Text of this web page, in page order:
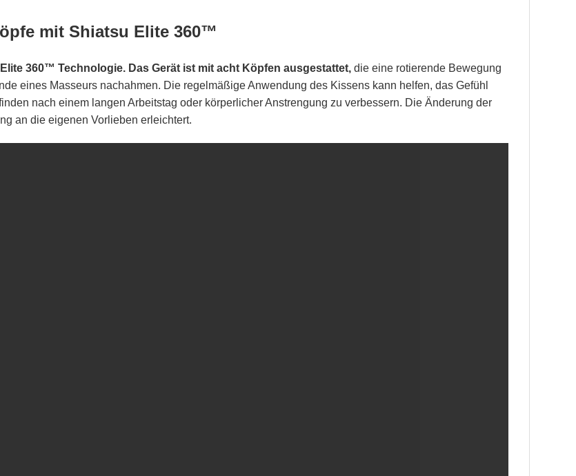
mit Shiatsu Elite 360™
360™ Technologie. Das Gerät ist mit acht Köpfen ausgestattet, die eine rotierende Bewegung
eines Masseurs nachahmen. Die regelmäßige Anwendung des Kissens kann helfen, das Gefühl
nach einem langen Arbeitstag oder körperlicher Anstrengung zu verbessern. Die Änderung der
an die eigenen Vorlieben erleichtert.